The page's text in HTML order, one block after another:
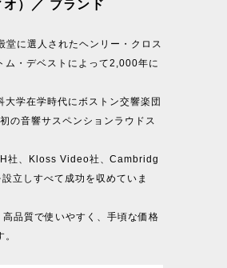
）／ ブランド
に選人されたヘンリー・クロス
ム・デベストによって2,000年に
学在学時代にボストン交響楽団
の音響サスペンションラウドス
社、Kloss Video社、Cambridg
立しすべて成功を収めていま
品質で使いやすく、手頃な価格